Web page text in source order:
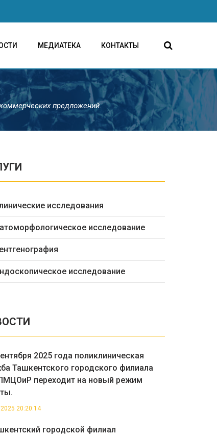
МЕДИАТЕКА КОНТАКТЫ
предложений.
исследования
исследование
исследование
2025 года поликлиническая
Ташкентского городского филиала
переходит на новый режим
20:20:14
городской филиал